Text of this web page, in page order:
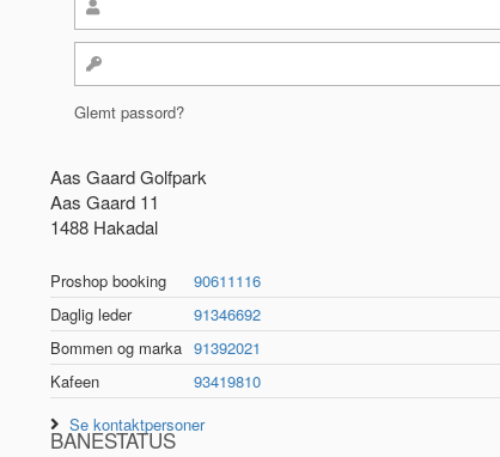
Glemt passord?
Aas Gaard Golfpark
Aas Gaard 11
1488 Hakadal
Proshop booking
90611116
Daglig leder
91346692
Bommen og marka 91392021
Kafeen
93419810
Se kontaktpersoner
BANESTATUS